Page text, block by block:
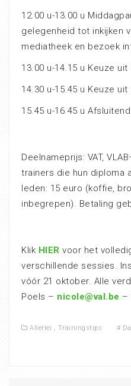
12.00 u-13.00 u
gelegenheid tot inkijken
mediatheek en bezoek
13.00 u-14.15 u Keuze
14.30 u-15.45 u Keuze
15.45 u-16.45 u
Deelnameprijs: VAT,
trainers die hun diploma
leden: 15 euro (koffie,
inbegrepen). Betaling
Klik HIER voor het
verschillende sessies.
vóór 21 oktober. Alle
Poels – nicole@val.be –
Allerlei , Trainingstips #